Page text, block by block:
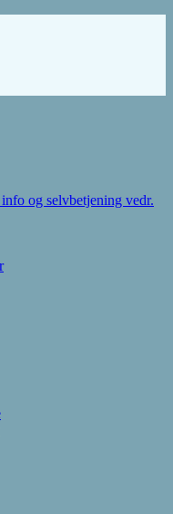
og selvbetjening vedr.